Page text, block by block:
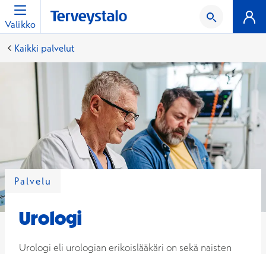
Valikko
Kaikki palvelut
Palvelu
Urologi
Urologi eli urologian erikoislääkäri on sekä naisten